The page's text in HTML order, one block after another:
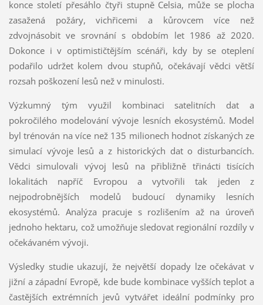
konce století přesáhlo čtyři stupně Celsia, může se plocha
zasažená požáry, vichřicemi a kůrovcem více než
zdvojnásobit ve srovnání s obdobím let 1986 až 2020.
Dokonce i v optimističtějším scénáři, kdy by se oteplení
podařilo udržet kolem dvou stupňů, očekávají vědci větší
rozsah poškození lesů než v minulosti.
Výzkumný tým využil kombinaci satelitních dat a
pokročilého modelování vývoje lesních ekosystémů. Model
byl trénován na více než 135 milionech hodnot získaných ze
simulací vývoje lesů a z historických dat o disturbancích.
Vědci simulovali vývoj lesů na přibližně třinácti tisících
lokalitách napříč Evropou a vytvořili tak jeden z
nejpodrobnějších modelů budoucí dynamiky lesních
ekosystémů. Analýza pracuje s rozlišením až na úroveň
jednoho hektaru, což umožňuje sledovat regionální rozdíly v
očekávaném vývoji.
Výsledky studie ukazují, že největší dopady lze očekávat v
jižní a západní Evropě, kde bude kombinace vyšších teplot a
častějších extrémních jevů vytvářet ideální podmínky pro